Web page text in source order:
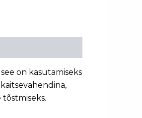
on kasutamiseks